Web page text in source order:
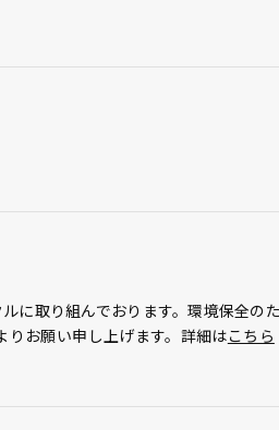
に取り組んでおります。環境保全の
お願い申し上げます。詳細はこちら